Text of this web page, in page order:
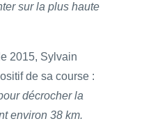
sur la plus haute
2015, Sylvain
de sa course :
décrocher la
environ 38 km.